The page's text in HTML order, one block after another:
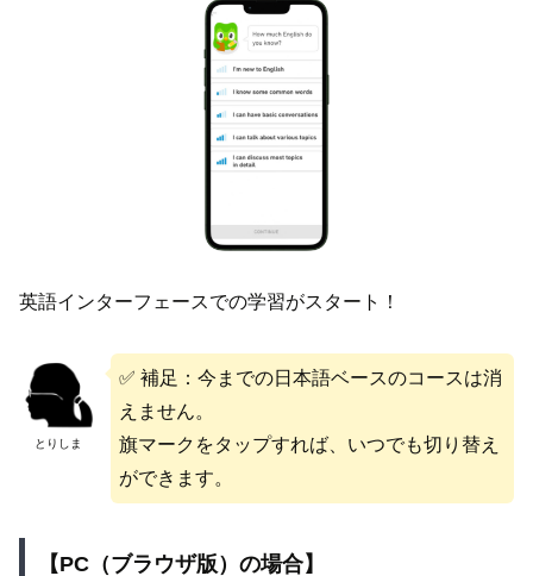
英語インターフェースでの学習がスタート！
とりしま
✅ 補足：今までの日本語ベースのコースは消
えません。
旗マークをタップすれば、いつでも切り替え
ができます。
【PC（ブラウザ版）の場合】